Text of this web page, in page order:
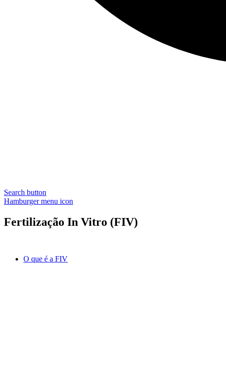
Search button
Hamburger menu icon
Fertilização In Vitro (FIV)
O que é a FIV